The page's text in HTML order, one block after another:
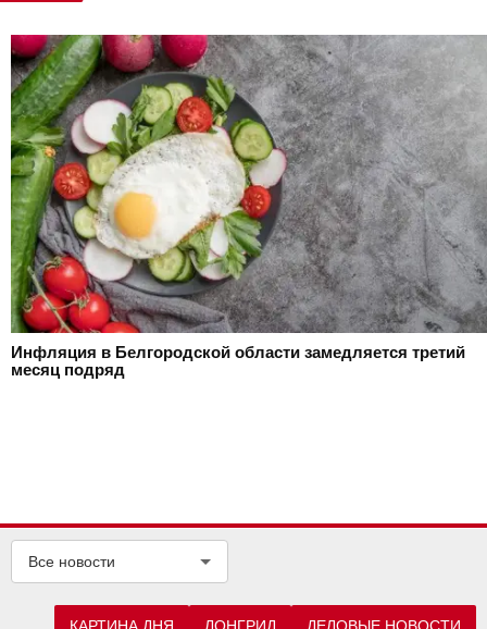
Инфляция в Белгородской области замедляется третий
месяц подряд
Все новости